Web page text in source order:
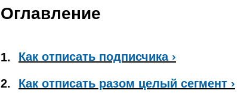
Оглавление
1. Как отписать подписчика ›
2. Как отписать разом целый сегмент ›